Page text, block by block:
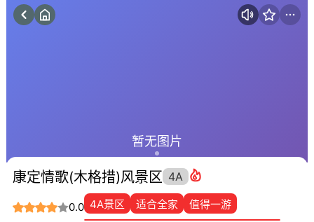
暂无图片
康定情歌(木格措)风景区 4A
0.0 4A景区 适合全家 值得一游